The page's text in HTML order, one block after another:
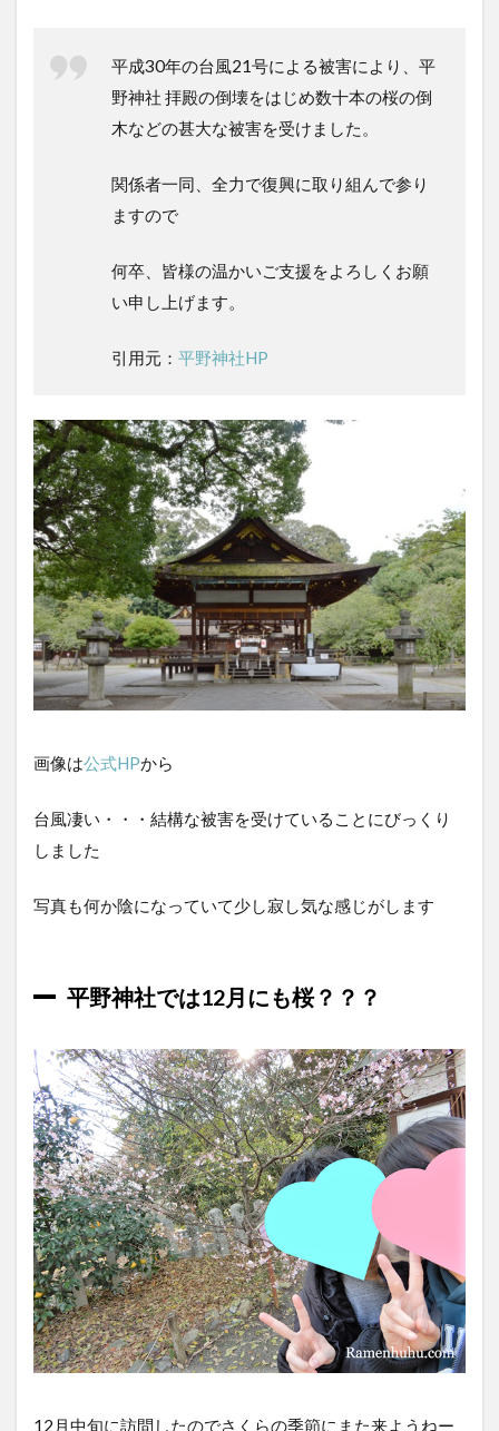
平成30年の台風21号による被害により、平
野神社 拝殿の倒壊をはじめ数十本の桜の倒
木などの甚大な被害を受けました。
関係者一同、全力で復興に取り組んで参り
ますので
何卒、皆様の温かいご支援をよろしくお願
い申し上げます。
引用元： 平野神社HP
画像は公式HPから
台風凄い・・・結構な被害を受けていることにびっくり
しました
写真も何か陰になっていて少し寂し気な感じがします
平野神社では12月にも桜？？？
12月中旬に訪問したのでさくらの季節にまた来ようねー